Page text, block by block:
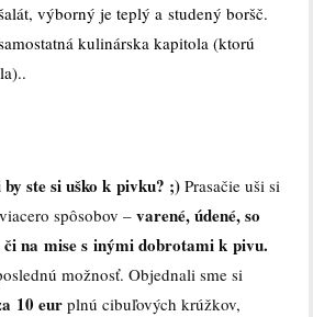
výborný je teplý a studený boršč.
kulinárska kapitola (ktorú
ste si uško k pivku? ;) Prasačie uši si
spôsobov –varené, údené, so
či na mise s inými dobrotami k pivu.
možnosť. Objednali sme si
10 eur plnú cibuľových krúžkov,